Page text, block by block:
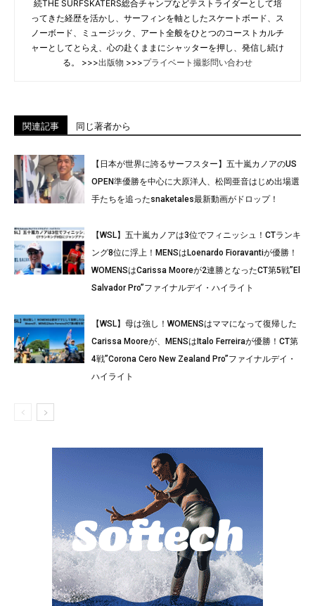
続THE SURFSKATERS総合チャンプなどテストライダーとして培
ってきた経歴を活かし、サーフィンを軸としたスケートボード、ス
ノーボード、ミュージック、アート全般をひとつのコーストカルチ
ャーとしてとらえ、心の赴くままにシャッターを押し、発信し続け
る。 >>>出版物 >>>プライベート撮影問い合わせ
関連記事 同じ著者から
【日本が世界に誇るサーフスター】五十嵐カノアのUS
OPEN準優勝を中心に大原洋人、松岡亜音はじめ出場選
手たちを追ったsnaketales最新動画がドロップ！
【WSL】五十嵐カノアは3位でフィニッシュ！CTランキ
ング8位に浮上！MENSはLoenardo Fioravantiが優勝！
WOMENSはCarissa Mooreが2連勝となったCT第5戦”El
Salvador Pro”ファイナルデイ・ハイライト
【WSL】母は強し！WOMENSはママになって復帰した
Carissa Mooreが、MENSはItalo Ferreiraが優勝！CT第
4戦”Corona Cero New Zealand Pro”ファイナルデイ・
ハイライト